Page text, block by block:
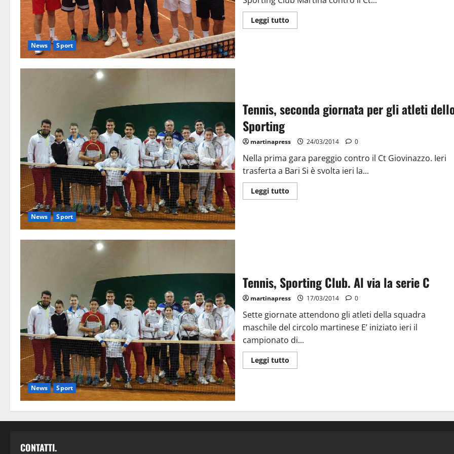
News Sport
Leggi tutto
News Sport
Tennis, seconda giornata per gli atleti
Sporting
martinapress 24/03/2014 0
Nella prima gara pareggio contro il Ct Giovinazzo. Ieri
trasferta a Bari Si è svolta ieri la...
Leggi tutto
News Sport
Tennis, Sporting Club. Al via la serie C
martinapress 17/03/2014 0
Sette giornate attendono gli atleti della squadra
maschile del circolo martinese E’ iniziato ieri il
campionato di...
Leggi tutto
CONTATTI.